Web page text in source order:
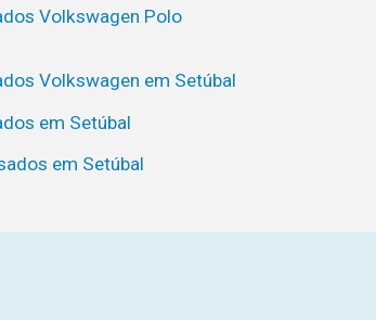
Volkswagen Polo
Volkswagen em Setúbal
em Setúbal
em Setúbal